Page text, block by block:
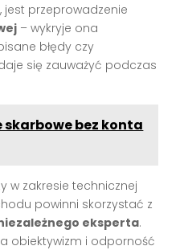
przeprowadzenie
– wykryje ona
błędy czy
się zauważyć podczas
bez konta
w zakresie technicznej
powinni skorzystać z
eksperta.
obiektywizm i odporność